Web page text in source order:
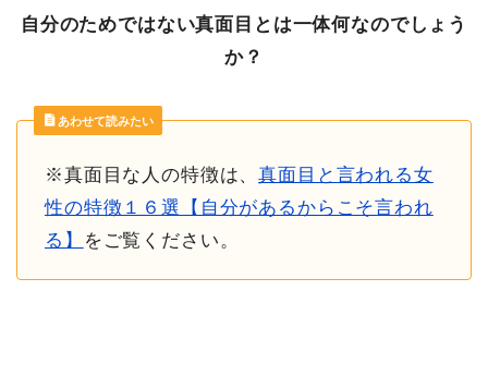
自分のためではない真面目とは一体何なのでしょう
か？
あわせて読みたい
※真面目な人の特徴は、真面目と言われる女
性の特徴１６選【自分があるからこそ言われ
る】
をご覧ください。